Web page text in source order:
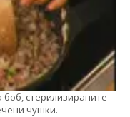
стерилизираните
чушки.